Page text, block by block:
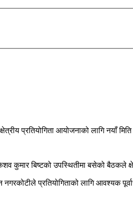
प्रतियोगिता आयोजनाको लागि नयाँ
बिष्टको उपस्थितीमा बसेको बैठकले
प्रतियोगिताको लागि आवश्यक